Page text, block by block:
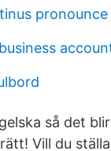
pronounce
så det
Vill du